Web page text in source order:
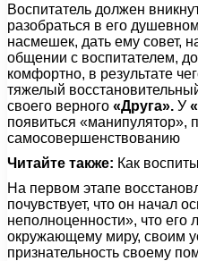
Воспитатель должен
разобраться в его
насмешек, дать ему совет,
общении с воспитателем,
комфортно, в результате
тяжелый
своего верного «Друга». У
появиться «манипулятор»,
самосовершенствованию
Читайте также: Как
На первом этапе
почувствует, что он начал
неполноценности», что его
окружающему миру, своим
признательность своему